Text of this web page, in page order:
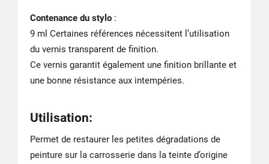
Contenance du stylo :
9 ml Certaines références nécessitent l’utilisation
du vernis transparent de finition.
Ce vernis garantit également une finition brillante et
une bonne résistance aux intempéries.
Utilisation:
Permet de restaurer les petites dégradations de
peinture sur la carrosserie dans la teinte d’origine